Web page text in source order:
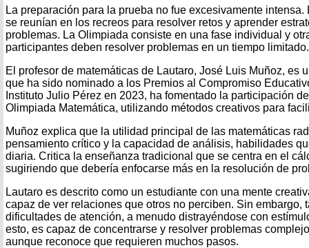
La preparación para la prueba no fue excesivamente
se reunían en los recreos para resolver retos y aprender
problemas. La Olimpiada consiste en una fase individual y
participantes deben resolver problemas en un tiempo limitado.
El profesor de matemáticas de Lautaro, José Luis Muñoz, es
que ha sido nominado a los Premios al Compromiso
Instituto Julio Pérez en 2023, ha fomentado la participación
Olimpiada Matemática, utilizando métodos creativos para
Muñoz explica que la utilidad principal de las matemáticas
pensamiento crítico y la capacidad de análisis, habilidades
diaria. Critica la enseñanza tradicional que se centra en el
sugiriendo que debería enfocarse más en la resolución de
Lautaro es descrito como un estudiante con una mente
capaz de ver relaciones que otros no perciben. Sin embargo,
dificultades de atención, a menudo distrayéndose con
esto, es capaz de concentrarse y resolver problemas
aunque reconoce que requieren muchos pasos.